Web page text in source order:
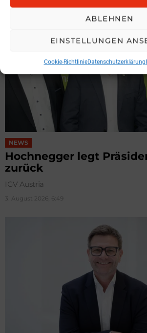
ABLEHNEN
EINSTELLUNGEN
Cookie-RichtlinieDatenschutzerklärung
NEWS
Hochnegger legt
zurück
IGV Austria
3. August 2026, 6:49